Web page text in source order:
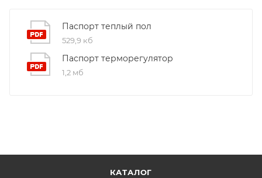
Паспорт теплый пол
529,9 кб
Паспорт терморегулятор
1,2 мб
КАТАЛОГ